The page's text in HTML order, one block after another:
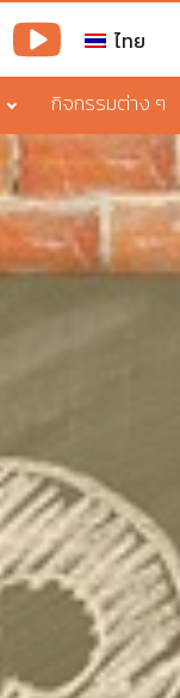
ไทย
กิจกรรมต่าง ๆ